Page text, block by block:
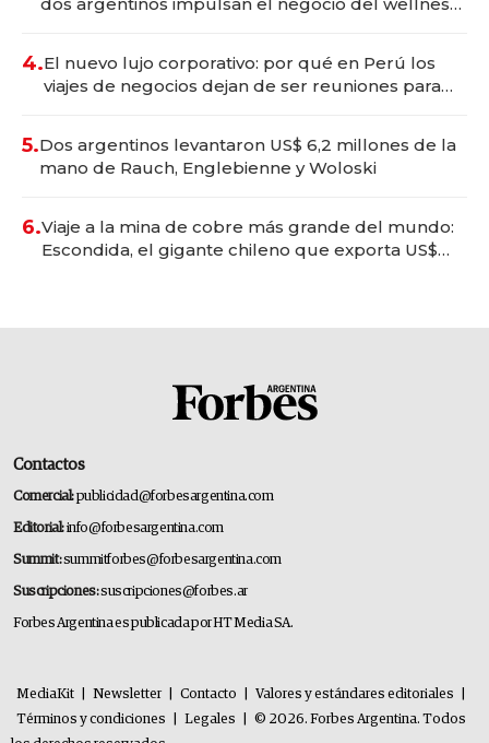
4.El nuevo lujo corporativo: por qué en Perú los
viajes de negocios dejan de ser reuniones para
5.Dos argentinos levantaron US$ 6,2 millones de la
mano de Rauch, Englebienne y Woloski
6.Viaje a la mina de cobre más grande del mundo:
Escondida, el gigante chileno que exporta US$
Contactos
Comercial:publicidad@forbesargentina.com
Editorial:info@forbesargentina.com
Summit:summitforbes@forbesargentina.com
Suscripciones:suscripciones@forbes.ar
Forbes Argentina es publicada por HT Media SA.
MediaKit Newsletter Contacto Valores y estándares editoriales
Términos y condiciones
Legales
© 2026. Forbes Argentina. Todos